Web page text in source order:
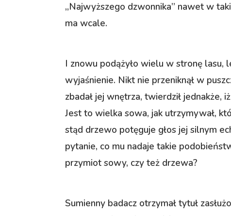
„Najwyższego dzwonnika” nawet w
ma wcale.
I znowu podążyło wielu w stronę lasu,
wyjaśnienie. Nikt nie przeniknął w
zbadał jej wnętrza, twierdził jednakże,
Jest to wielka sowa, jak utrzymywał,
stąd drzewo potęguje głos jej silnym
pytanie, co mu nadaje takie
przymiot sowy, czy też drzewa?
Sumienny badacz otrzymał tytuł